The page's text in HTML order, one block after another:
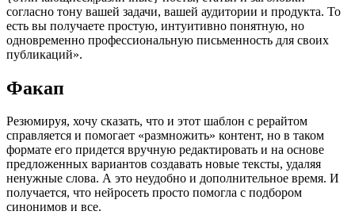
согласно тону вашей задачи, вашей аудитории и продукта. То
есть вы получаете простую, интуитивно понятную, но
одновременно профессиональную письменность для своих
публикаций».
Факап
Резюмируя, хочу сказать, что и этот шаблон с рерайтом
справляется и помогает «размножить» контент, но в таком
формате его придется вручную редактировать и на основе
предложенных вариантов создавать новые тексты, удаляя
ненужные слова. А это неудобно и дополнительное время. И
получается, что нейросеть просто помогла с подбором
синонимов и все.